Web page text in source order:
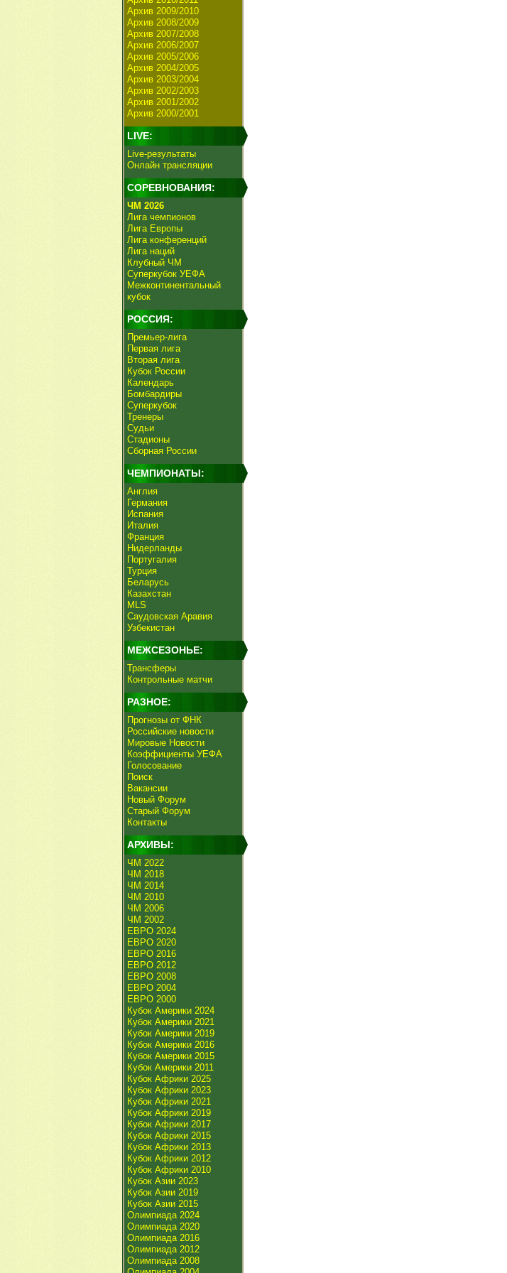
Архив 2009/2010
Архив 2008/2009
Архив 2007/2008
Архив 2006/2007
Архив 2005/2006
Архив 2004/2005
Архив 2003/2004
Архив 2002/2003
Архив 2001/2002
Архив 2000/2001
LIVE:
Live-результаты
Онлайн трансляции
СОРЕВНОВАНИЯ:
ЧМ 2026
Лига чемпионов
Лига Европы
Лига конференций
Лига наций
Клубный ЧМ
Суперкубок УЕФА
Межконтинентальный
кубок
РОССИЯ:
Премьер-лига
Первая лига
Вторая лига
Кубок России
Календарь
Бомбардиры
Суперкубок
Тренеры
Судьи
Стадионы
Сборная России
ЧЕМПИОНАТЫ:
Англия
Германия
Испания
Италия
Франция
Нидерланды
Португалия
Турция
Беларусь
Казахстан
MLS
Саудовская Аравия
Узбекистан
МЕЖСЕЗОНЬЕ:
Трансферы
Контрольные матчи
РАЗНОЕ:
Прогнозы от ФНК
Российские новости
Мировые Новости
Коэффициенты УЕФА
Голосование
Поиск
Вакансии
Новый Форум
Старый Форум
Контакты
АРХИВЫ:
ЧМ 2022
ЧМ 2018
ЧМ 2014
ЧМ 2010
ЧМ 2006
ЧМ 2002
ЕВРО 2024
ЕВРО 2020
ЕВРО 2016
ЕВРО 2012
ЕВРО 2008
ЕВРО 2004
ЕВРО 2000
Кубок Америки 2024
Кубок Америки 2021
Кубок Америки 2019
Кубок Америки 2016
Кубок Америки 2015
Кубок Америки 2011
Кубок Африки 2025
Кубок Африки 2023
Кубок Африки 2021
Кубок Африки 2019
Кубок Африки 2017
Кубок Африки 2015
Кубок Африки 2013
Кубок Африки 2012
Кубок Африки 2010
Кубок Азии 2023
Кубок Азии 2019
Кубок Азии 2015
Олимпиада 2024
Олимпиада 2020
Олимпиада 2016
Олимпиада 2012
Олимпиада 2008